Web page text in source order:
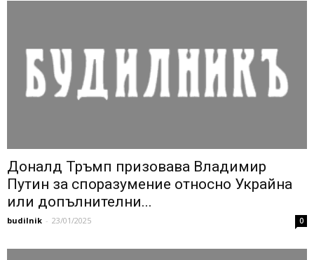
Доналд Тръмп призовава Владимир
Путин за споразумение относно Украйна
или допълнителни...
budilnik - 23/01/2025 0